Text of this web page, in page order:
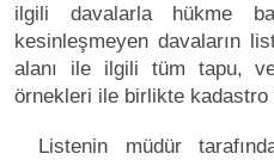
ilgili davalarla hükme
kesinleşmeyen davaların
alanı ile ilgili tüm tapu,
örnekleri ile birlikte
Listenin müdür